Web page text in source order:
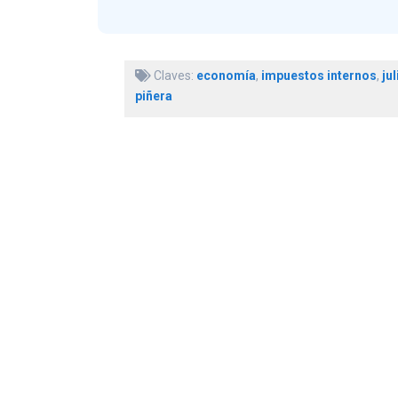
Claves: economía, impuestos internos,
piñera